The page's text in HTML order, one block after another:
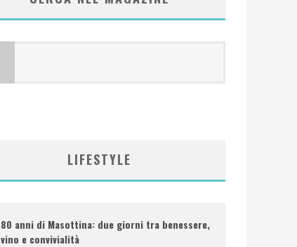
LIFESTYLE
80 anni di Masottina: due giorni tra benessere,
vino e convivialità